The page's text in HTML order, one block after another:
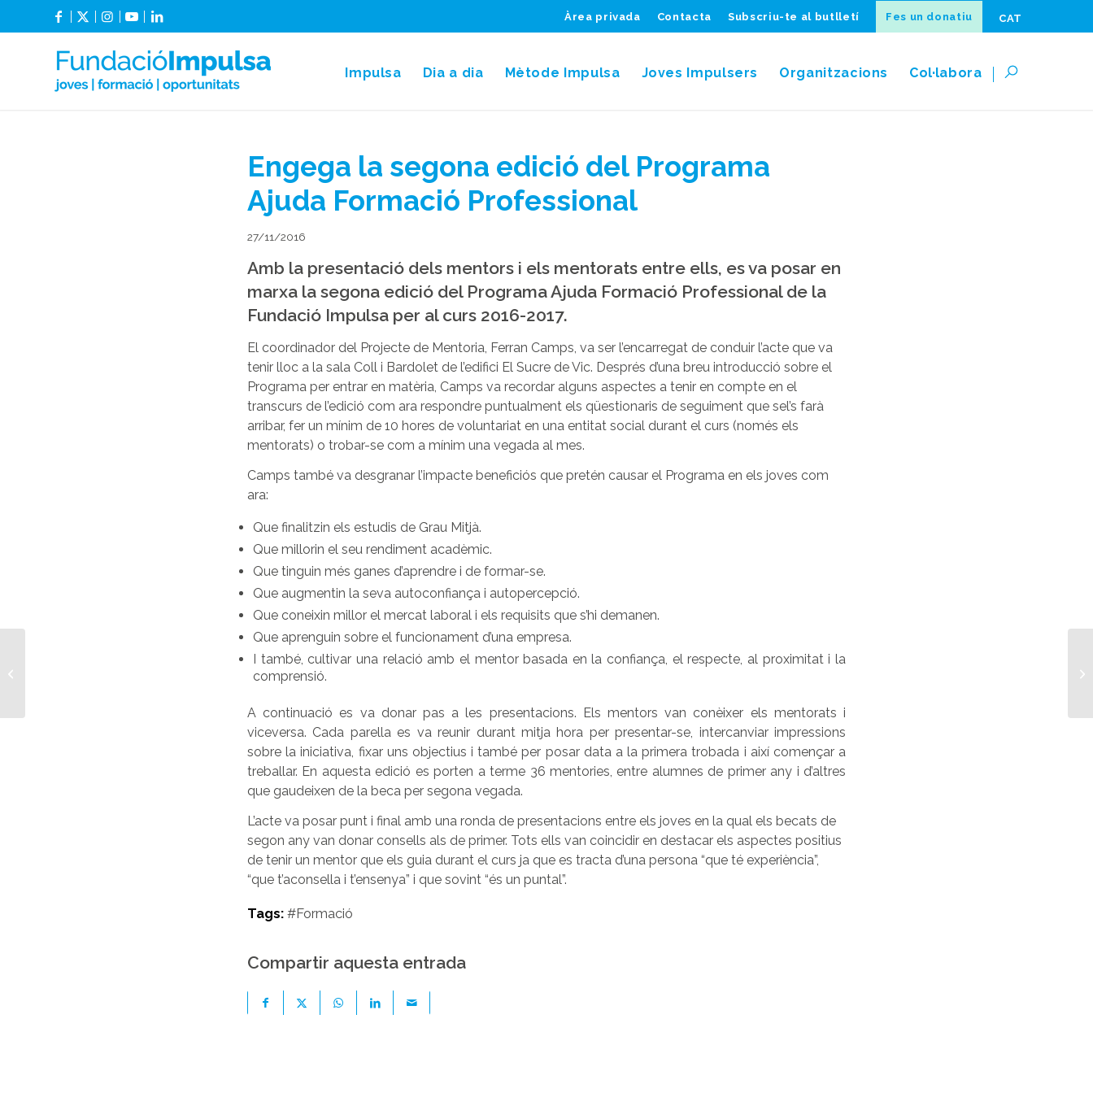
Àrea privada Contacta Subscriu-te al butlletí Fes un donatiu CAT
Impulsa Dia a dia Mètode Impulsa Joves Impulsers Organitzacions Col·labora
Engega la segona edició del Programa
Ajuda Formació Professional
27/11/2016
Amb la presentació dels mentors i els mentorats entre ells, es va posar en
marxa la segona edició del Programa Ajuda Formació Professional de la
Fundació Impulsa per al curs 2016-2017.
El coordinador del Projecte de Mentoria, Ferran Camps, va ser l’encarregat de conduir l’acte que va
tenir lloc a la sala Coll i Bardolet de l’edifici El Sucre de Vic. Després d’una breu introducció sobre el
Programa per entrar en matèria, Camps va recordar alguns aspectes a tenir en compte en el
transcurs de l’edició com ara respondre puntualment els qüestionaris de seguiment que sel’s farà
arribar, fer un mínim de 10 hores de voluntariat en una entitat social durant el curs (només els
mentorats) o trobar-se com a mínim una vegada al mes.
Camps també va desgranar l’impacte beneficiós que pretén causar el Programa en els joves com
ara:
Que finalitzin els estudis de Grau Mitjà.
Que millorin el seu rendiment acadèmic.
Que tinguin més ganes d’aprendre i de formar-se.
Que augmentin la seva autoconfiança i autopercepció.
Que coneixin millor el mercat laboral i els requisits que s’hi demanen.
Que aprenguin sobre el funcionament d’una empresa.
I també, cultivar una relació amb el mentor basada en la confiança, el respecte, al proximitat i la
comprensió.
A continuació es va donar pas a les presentacions. Els mentors van conèixer els mentorats i
viceversa. Cada parella es va reunir durant mitja hora per presentar-se, intercanviar impressions
sobre la iniciativa, fixar uns objectius i també per posar data a la primera trobada i així començar a
treballar. En aquesta edició es porten a terme 36 mentories, entre alumnes de primer any i d’altres
que gaudeixen de la beca per segona vegada.
L’acte va posar punt i final amb una ronda de presentacions entre els joves en la qual els becats de
segon any van donar consells als de primer. Tots ells van coincidir en destacar els aspectes positius
de tenir un mentor que els guia durant el curs ja que es tracta d’una persona “que té experiència”,
“que t’aconsella i t’ensenya” i que sovint “és un puntal”.
Tags: #Formació
Compartir aquesta entrada